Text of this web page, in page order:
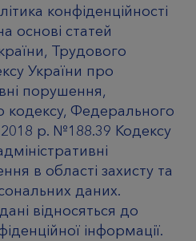
конфіденційності
основі статей
Трудового
України про
порушення,
кодексу, Федерального
р. №188.39 Кодексу
в області захисту та
даних.
відносяться до
інформації.